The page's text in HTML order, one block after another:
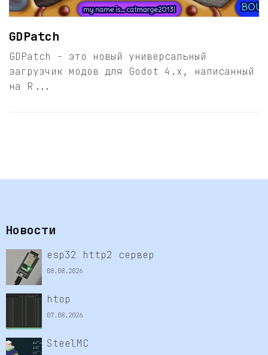
GDPatch
GDPatch - это новый универсальный
загрузчик модов для Godot 4.x, написанный
на R...
Новости
esp32 http2 сервер
08.08.2026
htop
07.08.2026
SteelMC